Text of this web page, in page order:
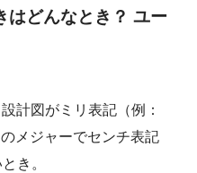
はどんなとき？ ユー
設計図がミリ表記（例：
メジャーでセンチ表記
き。